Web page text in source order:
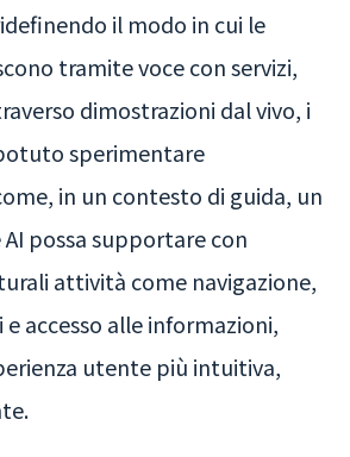
il modo in cui le
tramite voce con servizi,
dimostrazioni dal vivo, i
sperimentare
in un contesto di guida, un
possa supportare con
attività come navigazione,
e accesso alle informazioni,
utente più intuitiva,